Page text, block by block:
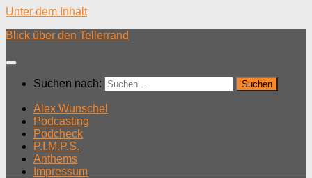
Unter dem Inhalt
Blick über den Tellerrand
Suchen nach:
Alex Wunschel
Podcasting
Podcheck
P.I.M.P.S.
Anthems
Impressum